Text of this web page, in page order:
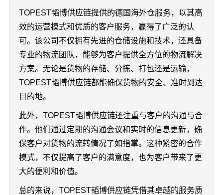
TOPEST韬博供应链提供的德国海外仓服务，以其高
效的运营模式和优质的客户服务，赢得了广泛的认
可。该公司不仅拥有先进的仓储设施和技术，还具备
专业的物流团队，能够为客户提供全方位的物流解决
方案。无论是货物的存储、分拣、打包还是运输，
TOPEST韬博供应链都能确保货物的安全、准时到达
目的地。
此外，TOPEST韬博供应链还注重与客户的沟通与合
作。他们通过定期的沟通会议和实时的信息更新，确
保客户对货物的流转情况了如指掌。这种紧密的合作
模式，不仅提高了客户的满意度，也为客户带来了更
大的便利和价值。
总的来说，TOPEST韬博供应链凭借其卓越的服务质